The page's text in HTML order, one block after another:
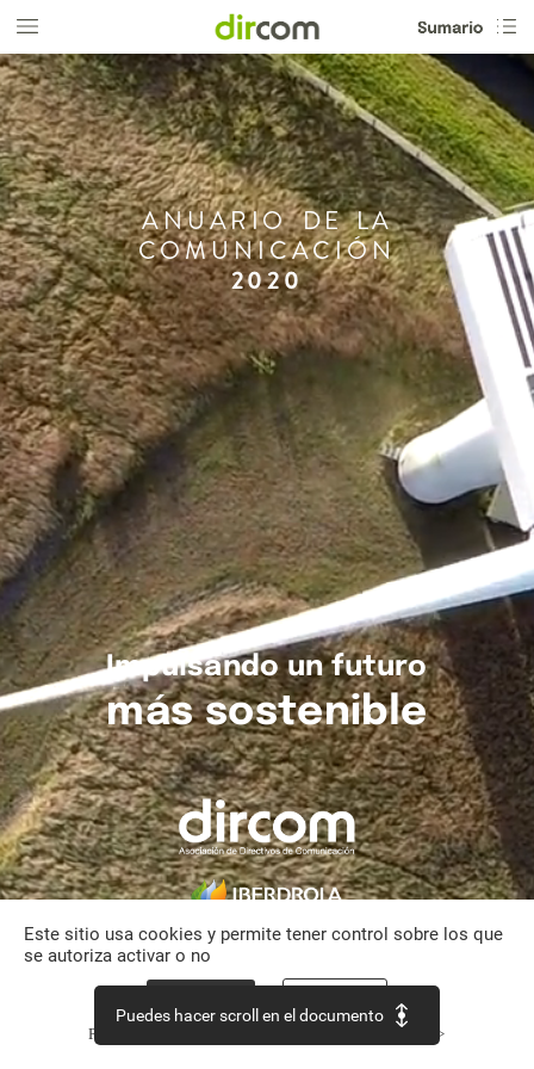
ANUARIO DE LA
COMUNICACIÓN
2020
Impulsando un futuro
más sostenible
Este sitio usa cookies y permite tener control sobre los que
se autoriza activar o no
Política de confidencialidad Continuar sin aceptar >
Puedes hacer scroll en el documento